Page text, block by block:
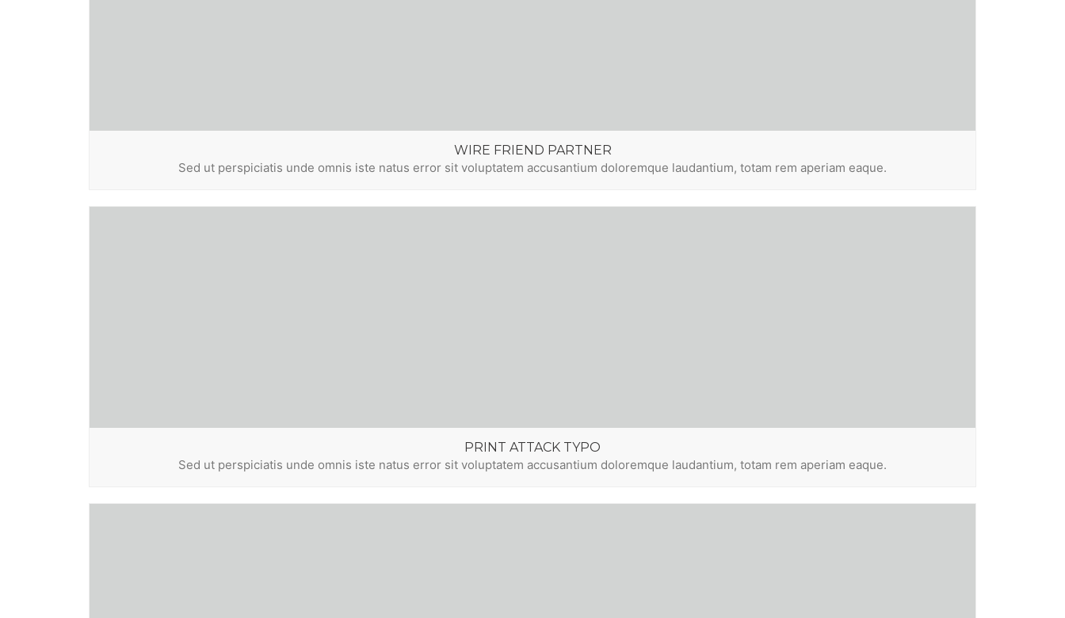
WIRE FRIEND PARTNER
Sed ut perspiciatis unde omnis iste natus error sit voluptatem accusantium doloremque laudantium, totam rem aperiam eaque.
PRINT ATTACK TYPO
Sed ut perspiciatis unde omnis iste natus error sit voluptatem accusantium doloremque laudantium, totam rem aperiam eaque.